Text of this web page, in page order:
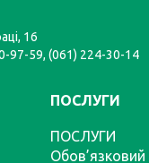
16
97-59, (061) 224-30-14
ПОСЛУГИ
ПОСЛУГИ
Обов’язковий